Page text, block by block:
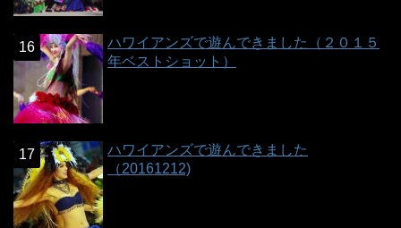
ハワイアンズで遊んできました（２０１５
年ベストショット）
ハワイアンズで遊んできました
（20161212)